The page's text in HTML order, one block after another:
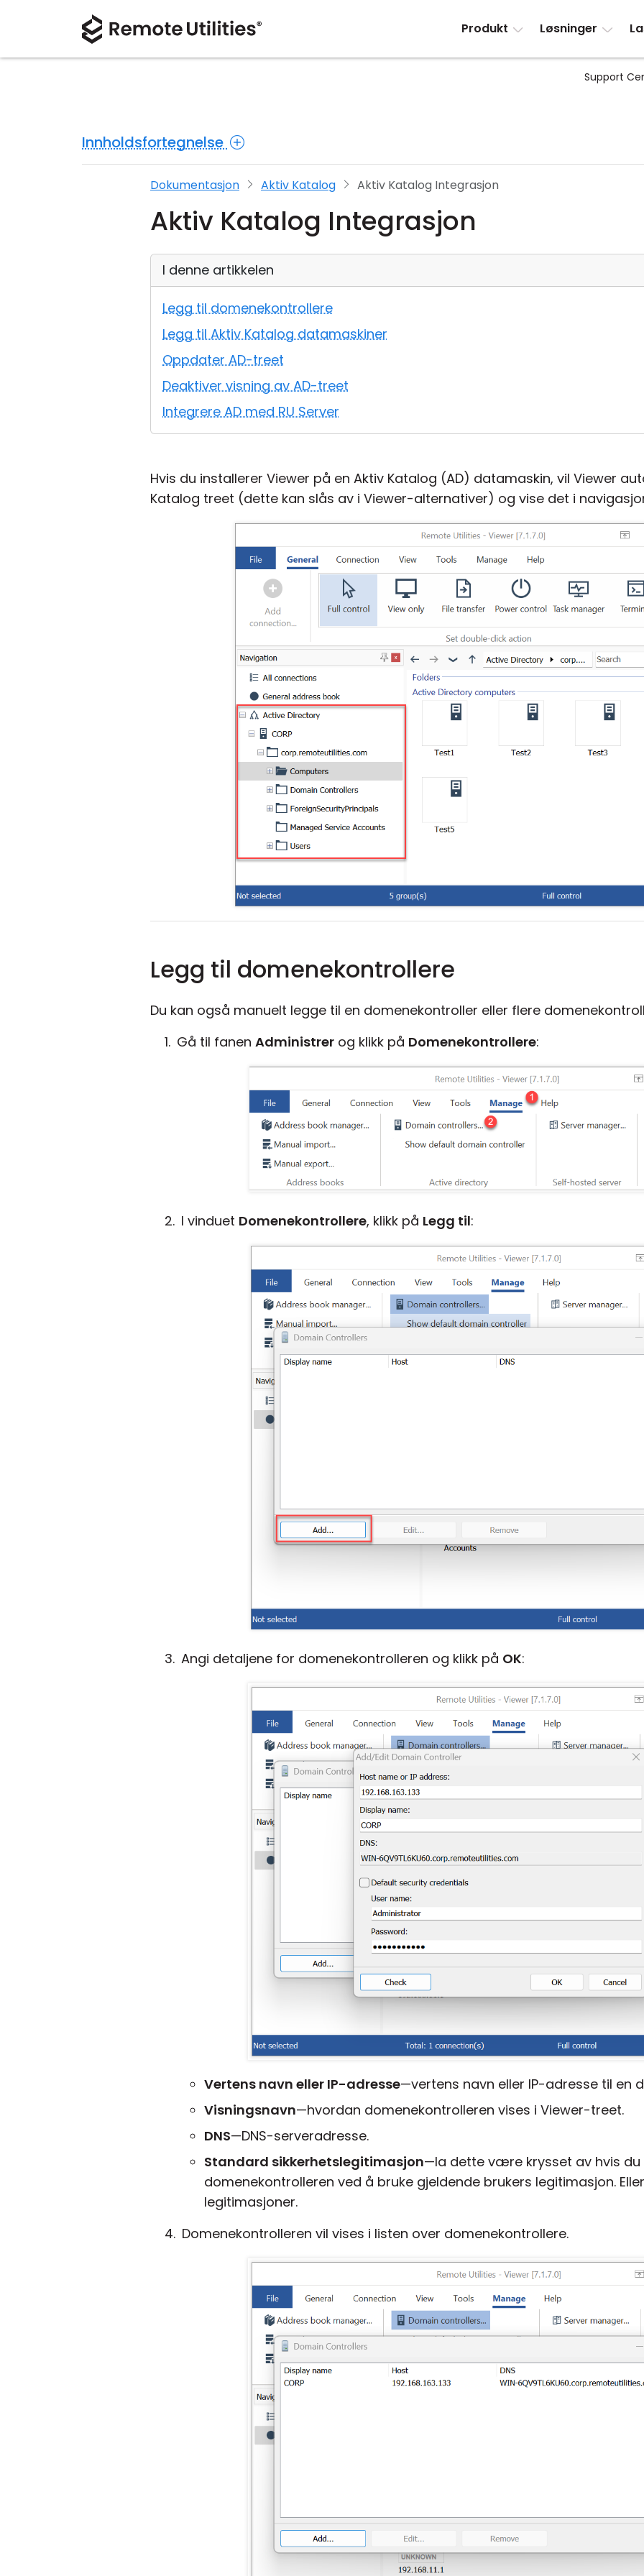
Produkt Løsninger
Support
Innholdsfortegnelse
Dokumentasjon Aktiv Katalog Aktiv Katalog Integrasjon
Aktiv Katalog Integrasjon
I denne artikkelen
Legg til domenekontrollere
Legg til Aktiv Katalog datamaskiner
Oppdater AD-treet
Deaktiver visning av AD-treet
Integrere AD med RU Server
Hvis du installerer Viewer på en Aktiv Katalog (AD) datamaskin, vil Viewer
Katalog treet (dette kan slås av i Viewer-alternativer) og vise det i
Legg til domenekontrollere
Du kan også manuelt legge til en domenekontroller eller flere
Gå til fanen Administrer og klikk på Domenekontrollere:
I vinduet Domenekontrollere, klikk på Legg til:
Angi detaljene for domenekontrolleren og klikk på OK:
Vertens navn eller IP-adresse—vertens navn eller IP-adresse til en
Visningsnavn—hvordan domenekontrolleren vises i Viewer-treet.
DNS—DNS-serveradresse.
Standard sikkerhetslegitimasjon—la dette være krysset av hvis du
domenekontrolleren ved å bruke gjeldende brukers legitimasjon.
legitimasjoner.
Domenekontrolleren vil vises i listen over domenekontrollere.